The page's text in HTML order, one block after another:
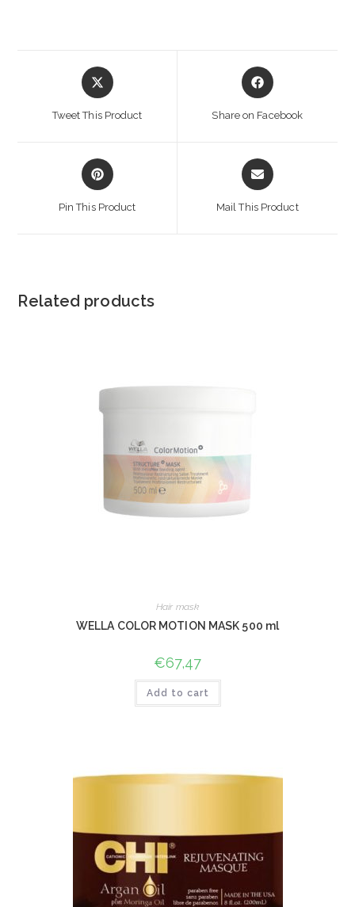
Opens
in
Tweet This Product
Opens
in
Share on Facebook
Opens
in
Pin This Product
Opens
in
Mail This Product
Related products
Hair mask
WELLA COLOR MOTION MASK 500 ml
€67,47
Add to cart